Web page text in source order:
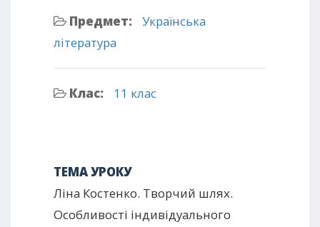
Предмет:
Українська
література
Клас: 11 клас
ТЕМА УРОКУ
Ліна Костенко. Творчий шлях.
Особливості індивідуального